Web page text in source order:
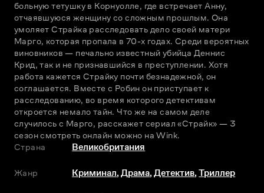
больную тетушку в Корнуолле, где встречает Анну,
отчаявшуюся женщину со сложным прошлым. Она
умоляет Страйка расследовать дело своей матери
Марго, которая пропала в 70-х годах. Среди вероятных
виновников — печально известный убийца Деннис
Крид, так и не признавшийся в преступлении. Хотя
работа кажется Страйку почти безнадежной, он
соглашается. Вместе с Робин он приступает к
расследованию, во время которого детективам
откроется немало тайн. Что же на самом деле
случилось с Марго, расскажет сериал «Страйк» — 3
сезон смотреть онлайн можно на Wink.
Страна
Великобритания
Жанр Криминал,Драма,Детектив,Триллер